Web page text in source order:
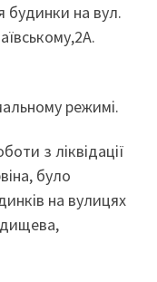
будинки на вул.
режимі.
з ліквідації
було
на вулицях